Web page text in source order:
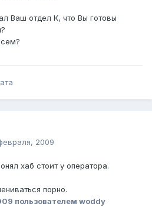
Ваш отдел К, что Вы готовы
2009
хаб стоит у оператора.
порно.
пользователем woddy